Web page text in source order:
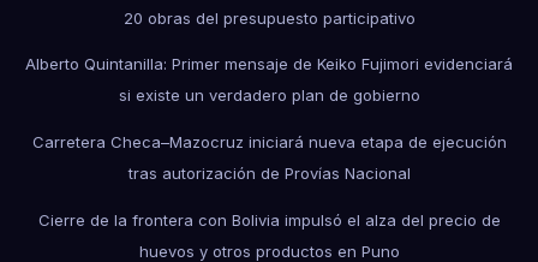
20 obras del presupuesto participativo
Alberto Quintanilla: Primer mensaje de Keiko Fujimori evidenciará
si existe un verdadero plan de gobierno
Carretera Checa–Mazocruz iniciará nueva etapa de ejecución
tras autorización de Provías Nacional
Cierre de la frontera con Bolivia impulsó el alza del precio de
huevos y otros productos en Puno